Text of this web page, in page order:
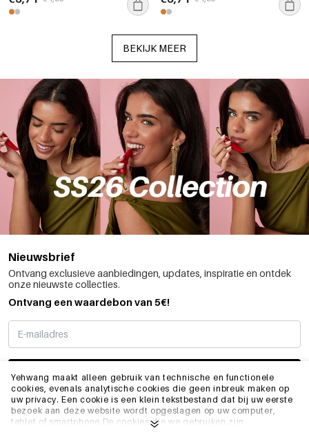
Yehwang maakt alleen gebruik van technische en functionele
cookies, evenals analytische cookies die geen inbreuk maken op
uw privacy. Een cookie is een klein tekstbestand dat bij uw eerste
bezoek aan deze website wordt opgeslagen op uw computer,
tablet of smartphone.De cookies die we gebruiken zijn
BEKIJK MEER
Nieuwsbrief
Ontvang exclusieve aanbiedingen, updates, inspiratie en ontdek
onze nieuwste collecties.
Ontvang een waardebon van 5€!
SCHRIJF ME IN
INFO